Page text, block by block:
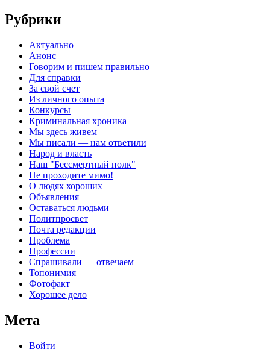
Рубрики
Актуально
Анонс
Говорим и пишем правильно
Для справки
За свой счет
Из личного опыта
Конкурсы
Криминальная хроника
Мы здесь живем
Мы писали — нам ответили
Народ и власть
Наш "Бессмертный полк"
Не проходите мимо!
О людях хороших
Объявления
Оставаться людьми
Политпросвет
Почта редакции
Проблема
Профессии
Спрашивали — отвечаем
Топонимия
Фотофакт
Хорошее дело
Мета
Войти